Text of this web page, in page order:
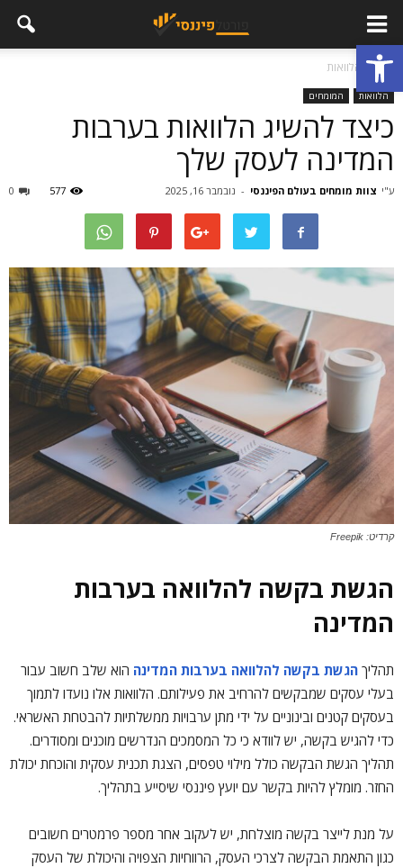
פתח סרגל נגישות
בית הלוואות
הלוואות המומחים
כיצד להשיג הלוואות בערבות
המדינה לעסק שלך
ע"י צוות מומחים בעולם הפיננסי - נובמבר 16, 2025 0 577
קרדיט: Freepik
הגשת בקשה להלוואה בערבות
המדינה
תהליך הגשת בקשה להלוואה בערבות המדינה הוא שלב חשוב עבור
בעלי עסקים שמבקשים להרחיב את פעילותם. הלוואות אלו נועדו לתמוך
בעסקים קטנים ובינוניים על ידי מתן ערבויות ממשלתיות להבטחת האשראי.
כדי להגיש בקשה, יש לוודא כי כל המסמכים הנדרשים מוכנים ומסודרים.
תהליך הגשת הבקשה כולל מילוי טפסים, הצגת תכנית עסקית והוכחת יכולת
החזר. מומלץ להיות בקשר עם יועץ פיננסי שיסייע בתהליך.
על מנת לייצר בקשה מוצלחת, יש לעקוב אחר מספר פרמטרים חשובים
כגון התאמת הבקשה לצרכי העסק, הרווחיות הצפויה והיכולת של העסק